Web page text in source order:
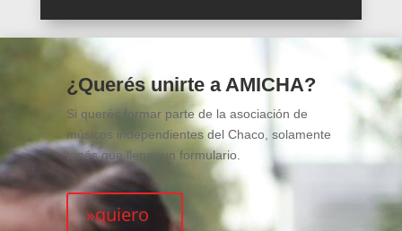
audio
¿Querés unirte a AMICHA?
Si querés formar parte de la asociación de
músicos independientes del Chaco, solamente
tenés que llenar un formulario.
»quiero